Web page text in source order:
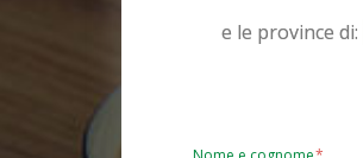
e le province di: